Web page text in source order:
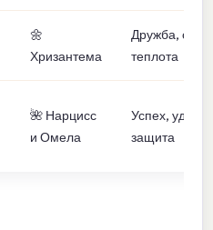
🌼
Хризантема
Дружба, сила
теплота
🌺 Нарцисс
и Омела
Успех, удача
защита